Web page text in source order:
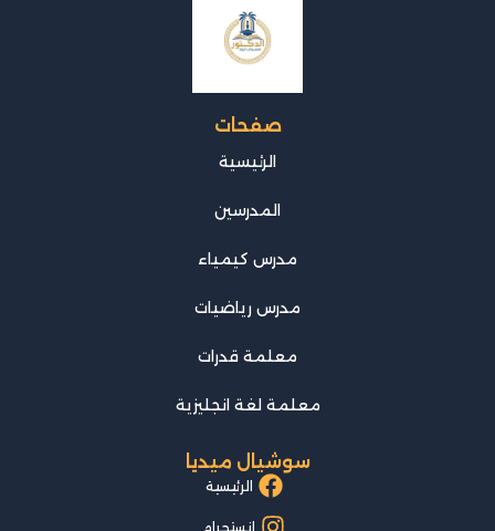
صفحات
الرئيسية
المدرسين
مدرس كيمياء
مدرس رياضيات
معلمة قدرات
معلمة لغة انجليزية
سوشيال ميديا
الرئيسية
انستجرام